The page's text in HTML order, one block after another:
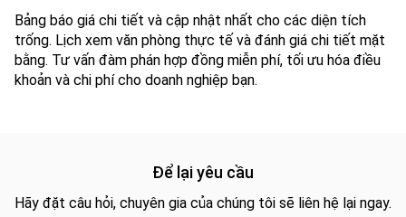
Bảng báo giá chi tiết và cập nhật nhất cho các diện tích
trống. Lịch xem văn phòng thực tế và đánh giá chi tiết mặt
bằng. Tư vấn đàm phán hợp đồng miễn phí, tối ưu hóa điều
khoản và chi phí cho doanh nghiệp bạn.
Để lại yêu cầu
Hãy đặt câu hỏi, chuyên gia của chúng tôi sẽ liên hệ lại ngay.